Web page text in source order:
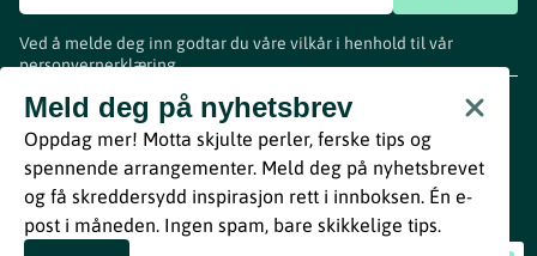
Ved å melde deg inn godtar du våre vilkår i henhold til vår
personvernerklæring.
Meld deg på nyhetsbrev
Oppdag mer! Motta skjulte perler, ferske tips og
spennende arrangementer. Meld deg på nyhetsbrevet
og få skreddersydd inspirasjon rett i innboksen. Én e-
post i måneden. Ingen spam, bare skikkelige tips.
www.visitvestfold.com
Turistinformasjon
Vestfold Fylkeskommune
ByBreakfast